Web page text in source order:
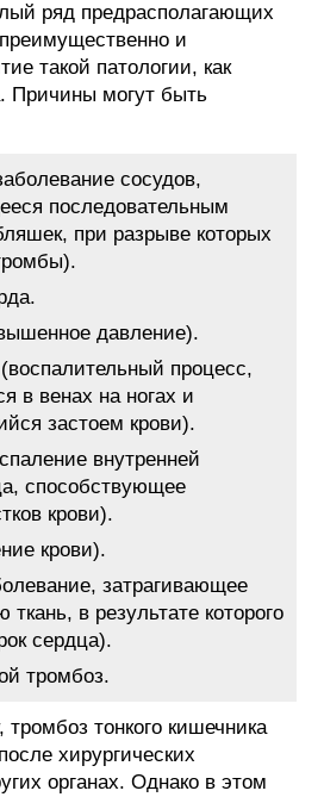
ряд предрасполагающих
и
такой патологии, как
Причины могут быть
сосудов,
последовательным
при разрыве которых
давление).
процесс,
в венах на ногах и
застоем крови).
внутренней
способствующее
крови).
крови).
затрагивающее
ткань, в результате которого
сердца).
тромбоз.
тонкого кишечника
хирургических
органах. Однако в этом